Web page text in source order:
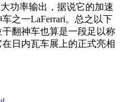
功率输出，据说它的加速
之一LaFerrari。总之以下
翻神车也算是一段足以称
日内瓦车展上的正式亮相